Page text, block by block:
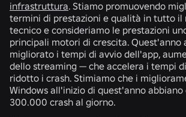
infrastruttura. Stiamo promuovendo
termini di prestazioni e qualità in tutto il
tecnico e consideriamo le prestazioni
principali motori di crescita. Quest'anno
migliorato i tempi di avvio dell'app,
dello streaming — che accelera i tempi
ridotto i crash. Stimiamo che i
Windows all'inizio di quest'anno
300.000 crash al giorno.